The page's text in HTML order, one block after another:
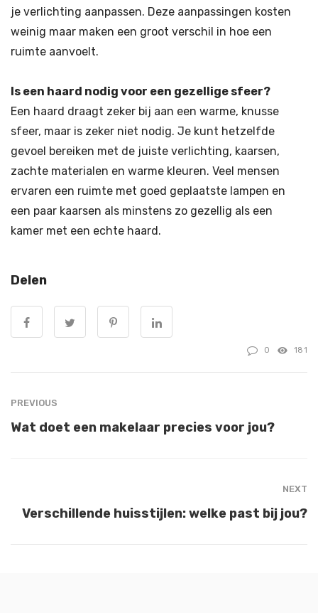
je verlichting aanpassen. Deze aanpassingen kosten
weinig maar maken een groot verschil in hoe een
ruimte aanvoelt.
Is een haard nodig voor een gezellige sfeer?
Een haard draagt zeker bij aan een warme, knusse
sfeer, maar is zeker niet nodig. Je kunt hetzelfde
gevoel bereiken met de juiste verlichting, kaarsen,
zachte materialen en warme kleuren. Veel mensen
ervaren een ruimte met goed geplaatste lampen en
een paar kaarsen als minstens zo gezellig als een
kamer met een echte haard.
Delen
0 181
PREVIOUS
Wat doet een makelaar precies voor jou?
NEXT
Verschillende huisstijlen: welke past bij jou?